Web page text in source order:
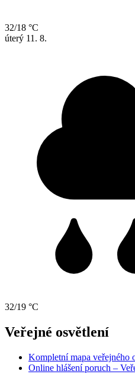
32/18 °C
úterý 11. 8.
32/19 °C
Veřejné osvětlení
Kompletní mapa veřejného
Online hlášení poruch –